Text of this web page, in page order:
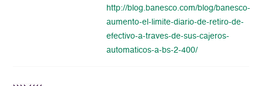
http://blog.banesco.com/blog/banesco-
aumento-el-limite-diario-de-retiro-de-
efectivo-a-traves-de-sus-cajeros-
automaticos-a-bs-2-400/